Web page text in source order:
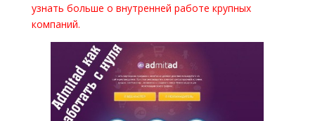
узнать больше о внутренней работе крупных
компаний.